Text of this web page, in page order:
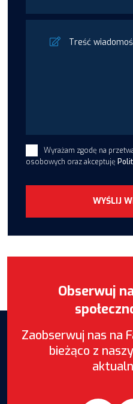
Wyrażam zgodę na
osobowych oraz akceptuję
WYŚLIJ
Obserwuj
Zaobserwuj nas na
bieżąco z